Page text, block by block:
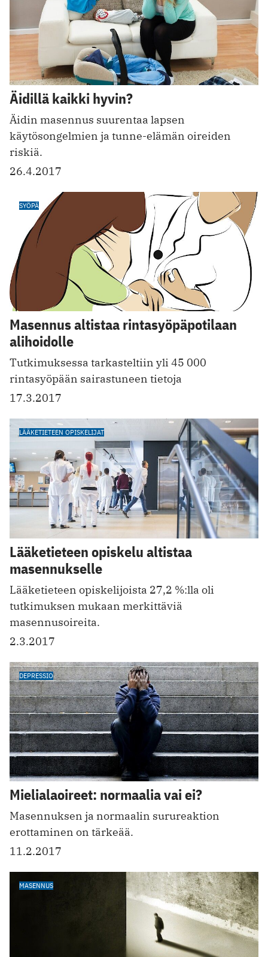
Äidillä kaikki hyvin?
Äidin masennus suurentaa lapsen
käytösongelmien ja tunne-elämän oireiden
riskiä.
26.4.2017
SYÖPÄ
Masennus altistaa rintasyöpäpotilaan
alihoidolle
Tutkimuksessa tarkasteltiin yli 45 000
rintasyöpään sairastuneen tietoja
17.3.2017
LÄÄKETIETEEN OPISKELIJAT
Lääketieteen opiskelu altistaa
masennukselle
Lääketieteen opiskelijoista 27,2 %:lla oli
tutkimuksen mukaan merkittäviä
masennusoireita.
2.3.2017
DEPRESSIO
Mielialaoireet: normaalia vai ei?
Masennuksen ja normaalin surureaktion
erottaminen on tärkeää.
11.2.2017
MASENNUS